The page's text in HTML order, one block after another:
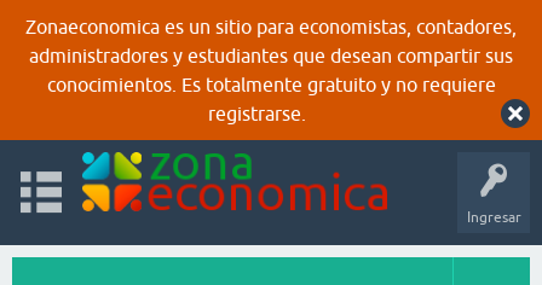
Zonaeconomica es un sitio para economistas, contadores,
administradores y estudiantes que desean compartir sus
conocimientos. Es totalmente gratuito y no requiere
registrarse.
Ingresar